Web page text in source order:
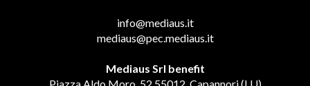
info@mediaus.it
mediaus@pec.mediaus.it
Mediaus Srl benefit